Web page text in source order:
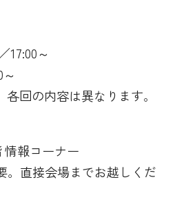
17:00～
回の内容は異なります。
報コーナー
。直接会場までお越しくだ